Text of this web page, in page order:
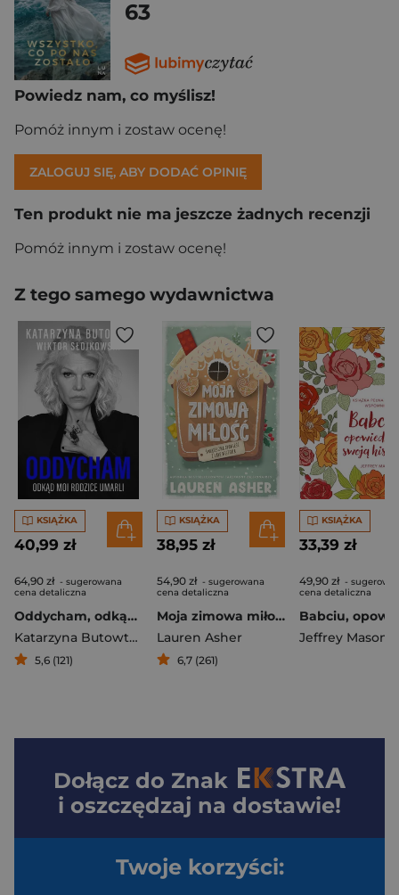
63
Powiedz nam, co myślisz!
Pomóż innym i zostaw ocenę!
ZALOGUJ SIĘ, ABY DODAĆ OPINIĘ
Ten produkt nie ma jeszcze żadnych recenzji
Pomóż innym i zostaw ocenę!
Z tego samego wydawnictwa
KSIĄŻKA
40,99 zł
64,90 zł - sugerowana
cena detaliczna
Oddycham, odkąd moi rodzice umarli
Katarzyna Butowtt, Wiktor Słojkowski
5,6 (121)
KSIĄŻKA
38,95 zł
54,90 zł - sugerowana
cena detaliczna
Moja zimowa miłość
Lauren Asher
6,7 (261)
KSIĄŻKA
33,39 zł
49,90 zł -
cena detaliczna
Jeffrey Mason
Dołącz do Znak
i oszczędzaj na dostawie!
Twoje korzyści: